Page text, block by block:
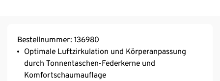
Bestellnummer: 136980
Optimale Luftzirkulation und Körperanpassung
durch Tonnentaschen-Federkerne und
Komfortschaumauflage